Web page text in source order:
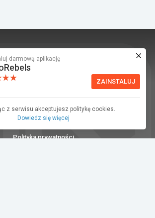
darmową aplikację
ZAINSTALUJ
z serwisu akceptujesz politykę cookies.
Dowiedz się więcej
to platforma społecznościowa i
mobilna dla fanów motoryzacji.
Regulamin
Polityka prywatności